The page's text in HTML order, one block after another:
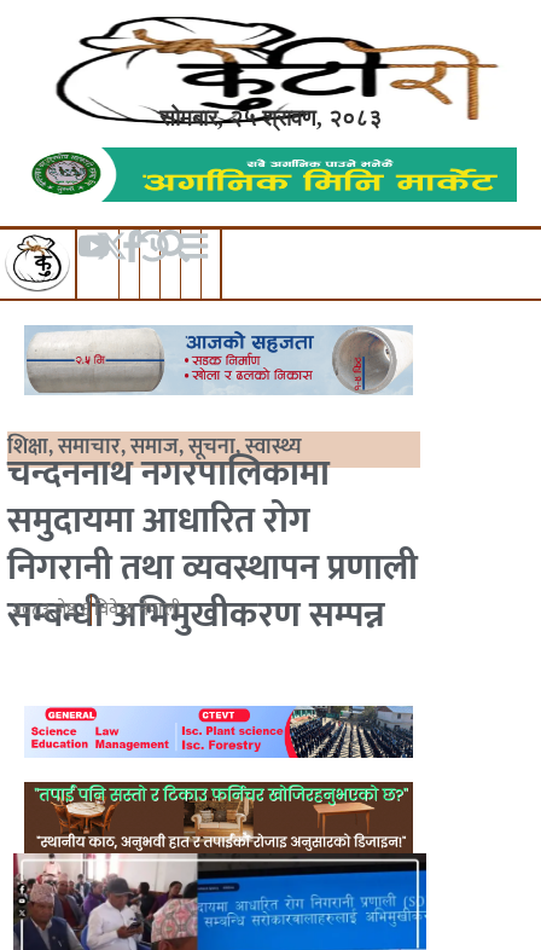
सोमबार, २५ श्रावण, २०८३
शिक्षा,समाचार,समाज,सूचना,स्वास्थ्य
चन्दननाथ नगरपालिकामा
समुदायमा आधारित रोग
निगरानी तथा व्यवस्थापन प्रणाली
सम्बन्धी अभिमुखीकरण सम्पन्न
२०८३ जेष्ठ ६विवेन्द्र नेपाली